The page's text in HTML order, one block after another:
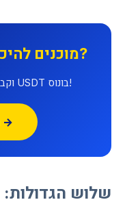
מוכנים להיכנס לעולם הקריפטו?
הירשמו ל-MEXC וקבלו עד 8,000 USDT בונוס!
הירשמו עכשיו →